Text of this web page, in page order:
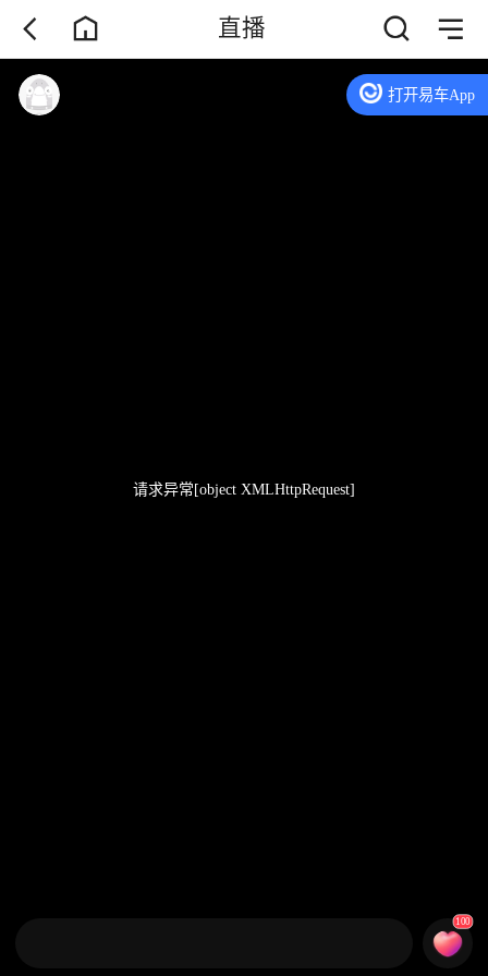
直播
打开易车App
100
请求异常[object XMLHttpRequest]